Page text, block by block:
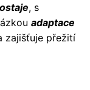
, s
adaptace
zajišťuje přežití